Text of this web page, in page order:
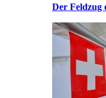
Der Feldzug